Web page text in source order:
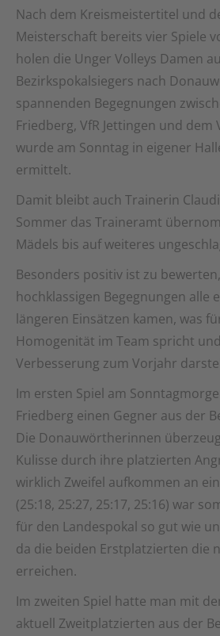
Nach dem Kreismeistertitel und
Meisterschaft bereits vier Spiele
holen die Unger Volleys Damen
Bezirkspokalsiegers nach
spannenden Begegnungen
Friedberg, VfR Jettingen und dem
wurde am Sonntag in eigener
ermittelt.
Damit bleibt auch Trainerin
Sommer das Traineramt
Mädels bis auf weiteres
Besonders positiv ist zu
hochklassigen Begegnungen alle
längeren Einsätzen kamen, was
Homogenität im Team spricht
Verbesserung zum Vorjahr
Im ersten Spiel am
Friedberg einen Gegner aus der
Die Donauwörtherinnen
Kulisse durch ihre platzierten
wirklich Zweifel aufkommen an
(25:18, 25:27, 25:17, 25:16) war
für den Landespokal so gut wie
da die beiden Erstplatzierten die
erreichen.
Im zweiten Spiel hatte man mit
aktuell Zweitplatzierten aus der